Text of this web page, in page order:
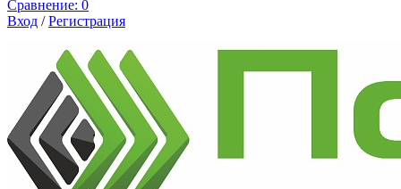
Сравнение: 0
Вход /Регистрация